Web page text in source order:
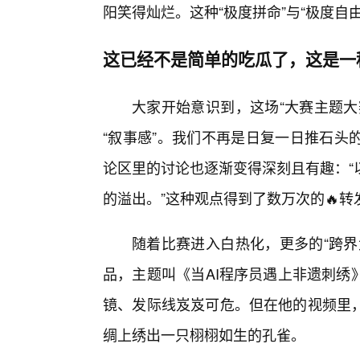
阳笑得灿烂。这种“极度拼命”与“极度
这已经不是简单的吃瓜了，这是
大家开始意识到，这场“大赛主题
“叙事感”。我们不再是日复一日推石
论区里的讨论也逐渐变得深刻且有趣：
的溢出。”这种观点得到了数万次的🔥转
随着比赛进入白热化，更多的“跨
品，主题叫《当AI程序员遇上非遗刺
镜、发际线岌岌可危。但在他的视频
绸上绣出一只栩栩如生的孔雀。